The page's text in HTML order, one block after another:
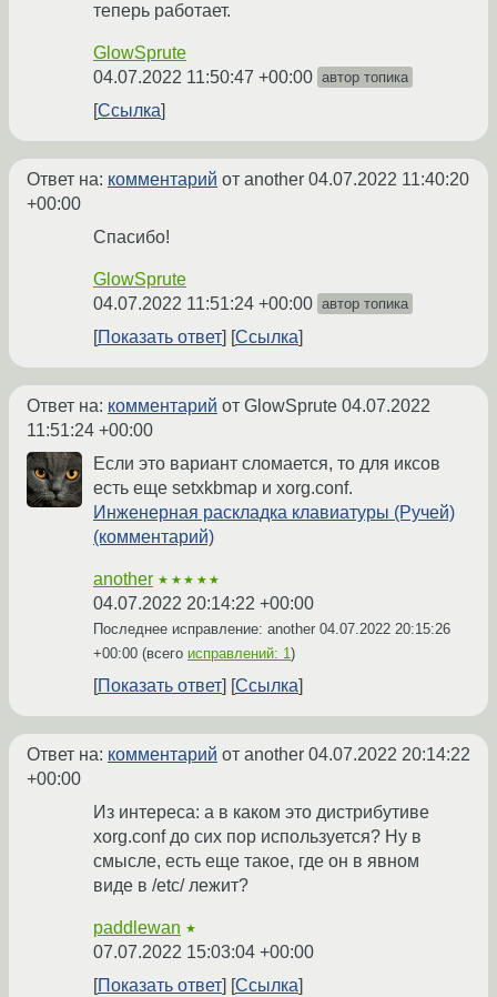
теперь работает.
GlowSprute
04.07.2022 11:50:47 +00:00 автор топика
Ссылка
Ответ на: комментарий от another 04.07.2022 11:40:20
+00:00
Спасибо!
GlowSprute
04.07.2022 11:51:24 +00:00 автор топика
Показать ответ Ссылка
Ответ на: комментарий от GlowSprute 04.07.2022
11:51:24 +00:00
Если это вариант сломается, то для иксов
есть еще setxkbmap и xorg.conf.
Инженерная раскладка клавиатуры (Ручей)
(комментарий)
another ★★★★★
04.07.2022 20:14:22 +00:00
Последнее исправление: another 04.07.2022 20:15:26
+00:00 (всего исправлений: 1)
Показать ответ Ссылка
Ответ на: комментарий от another 04.07.2022 20:14:22
+00:00
Из интереса: а в каком это дистрибутиве
xorg.conf до сих пор используется? Ну в
смысле, есть еще такое, где он в явном
виде в /etc/ лежит?
paddlewan ★
07.07.2022 15:03:04 +00:00
Показать ответ
Ссылка